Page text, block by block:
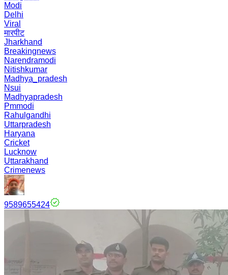
Modi
Delhi
Viral
मारपीट
Jharkhand
Breakingnews
Narendramodi
Nitishkumar
Madhya_pradesh
Nsui
Madhyapradesh
Pmmodi
Rahulgandhi
Uttarpradesh
Haryana
Cricket
Lucknow
Uttarakhand
Crimenews
9589655424